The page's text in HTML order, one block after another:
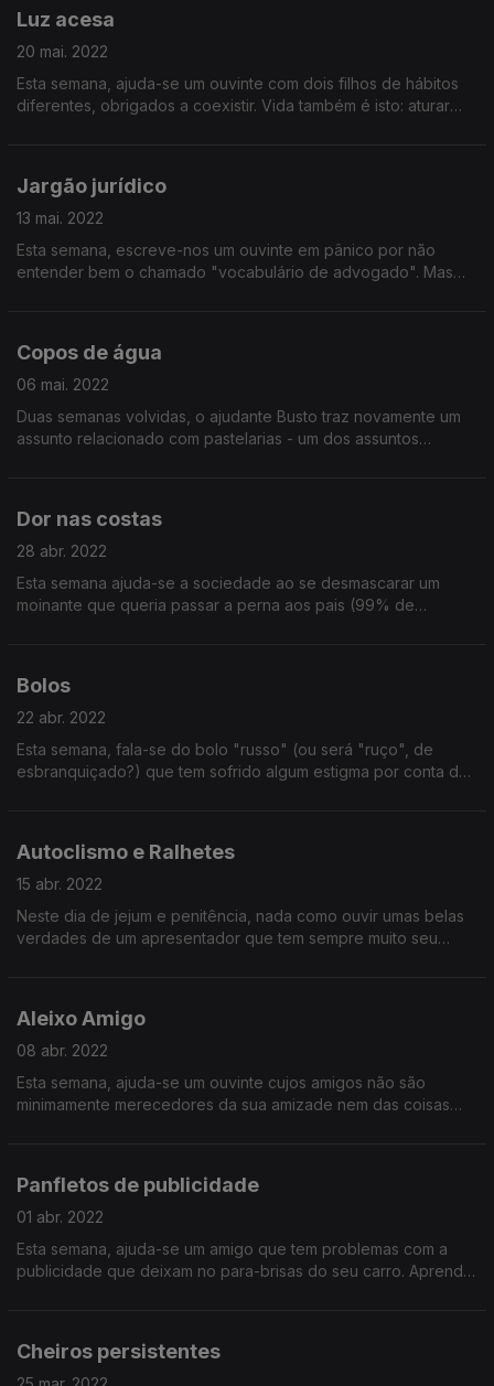
Luz acesa
20 mai. 2022
Esta semana, ajuda-se um ouvinte com dois filhos de hábitos
diferentes, obrigados a coexistir. Vida também é isto: aturar
Jargão jurídico
13 mai. 2022
Esta semana, escreve-nos um ouvinte em pânico por não
entender bem o chamado "vocabulário de advogado". Mas
Copos de água
06 mai. 2022
Duas semanas volvidas, o ajudante Busto traz novamente um
assunto relacionado com pastelarias - um dos assuntos
Dor nas costas
28 abr. 2022
Esta semana ajuda-se a sociedade ao se desmascarar um
moinante que queria passar a perna aos pais (99% de
Bolos
22 abr. 2022
Esta semana, fala-se do bolo "russo" (ou será "ruço", de
esbranquiçado?) que tem sofrido algum estigma por conta do
Autoclismo e Ralhetes
15 abr. 2022
Neste dia de jejum e penitência, nada como ouvir umas belas
verdades de um apresentador que tem sempre muito seu
Aleixo Amigo
08 abr. 2022
Esta semana, ajuda-se um ouvinte cujos amigos não são
minimamente merecedores da sua amizade nem das coisas
Panfletos de publicidade
01 abr. 2022
Esta semana, ajuda-se um amigo que tem problemas com a
publicidade que deixam no para-brisas do seu carro. Aprenda
Cheiros persistentes